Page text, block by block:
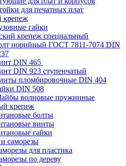
для печатных плат
крепеж
гайки
крепеж специальный
норийный ГОСТ 7811-7074 DIN
DIN 465
DIN 923 ступенчатый
пломбировочные DIN 404
DIN 508
волновые пружинные
крепеж
болты
винты
гайки
саморезы
для пластика
по дереву